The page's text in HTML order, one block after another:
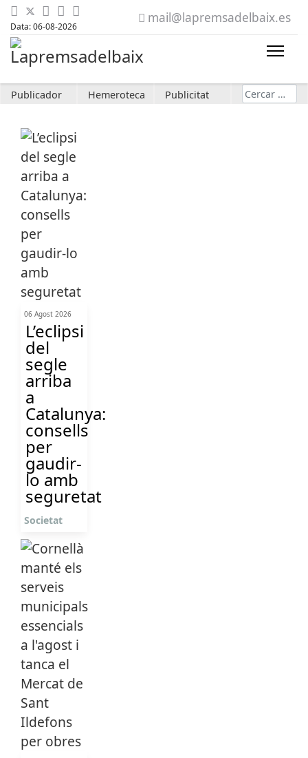
Data: 06-08-2026
mail@lapremsadelbaix.es
Publicador Hemeroteca Publicitat Cerca
06 Agost 2026
L’eclipsi
del
segle
arriba
a
Catalunya:
consells
per
gaudir-
lo amb
seguretat
Societat